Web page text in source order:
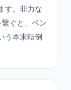
す。非力な
ぐと、ペン
う本末転倒